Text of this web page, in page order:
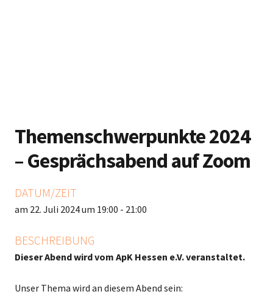
Themenschwerpunkte 2024
– Gesprächsabend auf Zoom
DATUM/ZEIT
am 22. Juli 2024 um 19:00 - 21:00
BESCHREIBUNG
Dieser Abend wird vom ApK Hessen e.V. veranstaltet.
Unser Thema wird an diesem Abend sein: